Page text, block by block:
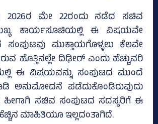
2026ರ ಮೇ 22ರಂದು ನಡೆದ ಸಚಿವ
ಕಾರ್ಯಸೂಚಿಯಲ್ಲಿ ಈ ವಿಷಯವೇ
ಮುಕ್ತಾಯಗೊಳ್ಳಲು ಕೆಲವೇ
ಹೊತ್ತಿನಲ್ಲೇ ದಿಢೀರ್ ಎಂದು ಹೆಚ್ಚುವರಿ
ಈ ವಿಷಯವನ್ನು ಸಂಪುಟದ ಮುಂದೆ
ಅನುಮೋದನೆ ಪಡೆದುಕೊಂಡಿರುವುದು
ಹೀಗಾಗಿ ಸಚಿವ ಸಂಪುಟದ ಸದಸ್ಯರಿಗೆ ಈ
ಮಾಹಿತಿಯೂ ಇಲ್ಲದಂತಾಗಿದೆ.